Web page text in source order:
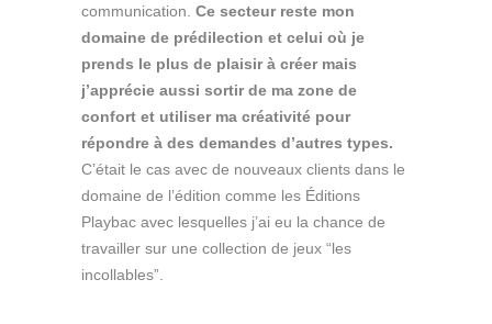
communication. Ce secteur reste mon
domaine de prédilection et celui où je
prends le plus de plaisir à créer mais
j’apprécie aussi sortir de ma zone de
confort et utiliser ma créativité pour
répondre à des demandes d’autres types.
C’était le cas avec de nouveaux clients dans le
domaine de l’édition comme les Éditions
Playbac avec lesquelles j’ai eu la chance de
travailler sur une collection de jeux “les
incollables”.